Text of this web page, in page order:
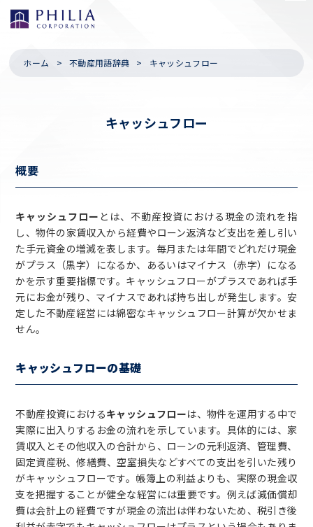
ホーム 不動産用語辞典 キャッシュフロー
キャッシュフロー
概要
キャッシュフロー とは、不動産投資における現金の流れを指
し、物件の家賃収入から経費やローン返済など支出を差し引い
た手元資金の増減を表します。毎月または年間でどれだけ現金
がプラス（黒字）になるか、あるいはマイナス（赤字）になる
かを示す重要指標です。キャッシュフローがプラスであれば手
元にお金が残り、マイナスであれば持ち出しが発生します。安
定した不動産経営には綿密なキャッシュフロー計算が欠かせま
せん。
キャッシュフローの基礎
不動産投資におけるキャッシュフローは、物件を運用する中で
実際に出入りするお金の流れを示しています。具体的には、家
賃収入とその他収入の合計から、ローンの元利返済、管理費、
固定資産税、修繕費、空室損失などすべての支出を引いた残り
がキャッシュフローです。帳簿上の利益よりも、実際の現金収
支を把握することが健全な経営には重要です。例えば減価償却
費は会計上の経費ですが現金の流出は伴わないため、税引き後